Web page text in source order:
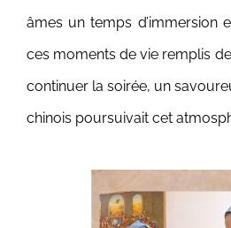
âmes un temps d’immersion
ces moments de vie remplis
continuer la soirée, un
chinois poursuivait cet